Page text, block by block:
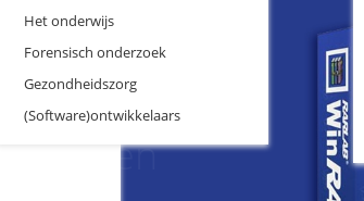
Het onderwijs
Forensisch onderzoek
Gezondheidszorg
(Software)ontwikkelaars
RAR-
10:
die door
te
en